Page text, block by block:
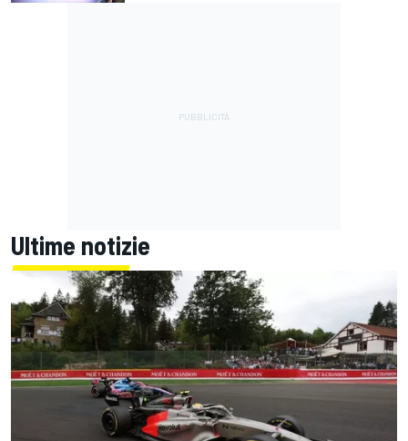
Ultime notizie